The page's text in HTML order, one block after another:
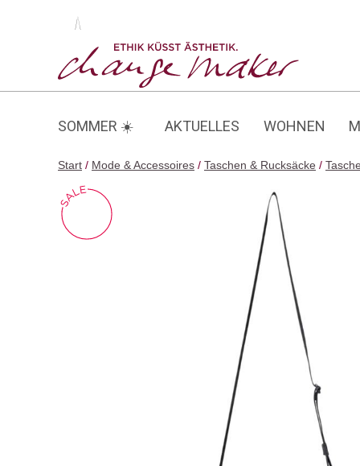
SOMMER ☀️ AKTUELLES WOHNEN
Start / Mode & Accessoires / Taschen & Rucksäcke /